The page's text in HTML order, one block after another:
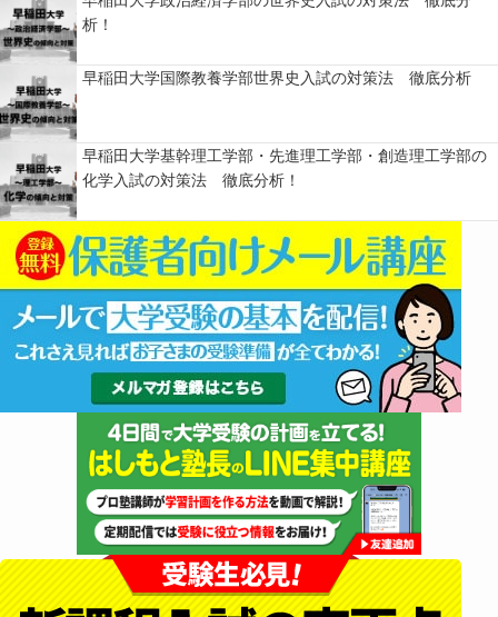
析！
早稲田大学国際教養学部世界史入試の対策法 徹底分析
早稲田大学基幹理工学部・先進理工学部・創造理工学部の
化学入試の対策法 徹底分析！